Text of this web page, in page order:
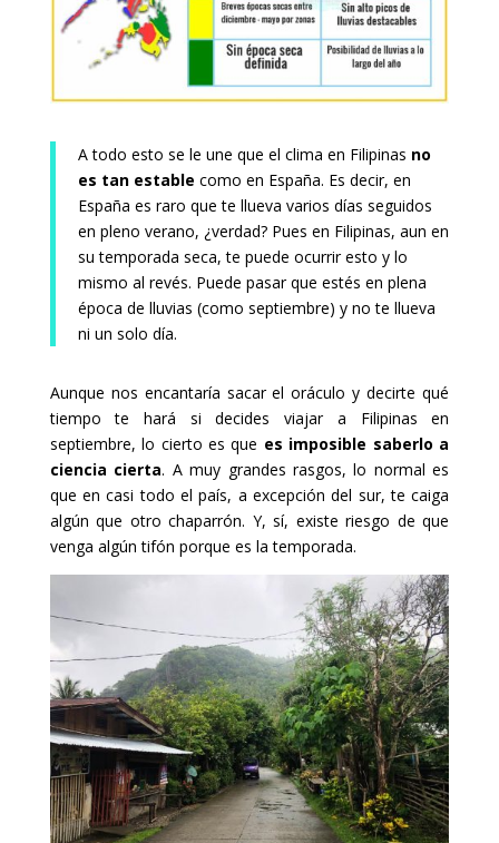
A todo esto se le une que el clima en Filipinas no
es tan estable como en España. Es decir, en
España es raro que te llueva varios días seguidos
en pleno verano, ¿verdad? Pues en Filipinas, aun en
su temporada seca, te puede ocurrir esto y lo
mismo al revés. Puede pasar que estés en plena
época de lluvias (como septiembre) y no te llueva
ni un solo día.
Aunque nos encantaría sacar el oráculo y decirte qué
tiempo te hará si decides viajar a Filipinas en
septiembre, lo cierto es que es imposible saberlo a
ciencia cierta. A muy grandes rasgos, lo normal es
que en casi todo el país, a excepción del sur, te caiga
algún que otro chaparrón. Y, sí, existe riesgo de que
venga algún tifón porque es la temporada.